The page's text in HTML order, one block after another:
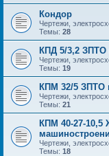
Кондор
Чертежи,
Темы: 28
КПД 5/3,2
Чертежи,
Темы: 19
КПМ 32/5 ЗПТО
Чертежи,
Темы: 21
КПМ 40-27-10,5
Чертежи,
Темы: 18